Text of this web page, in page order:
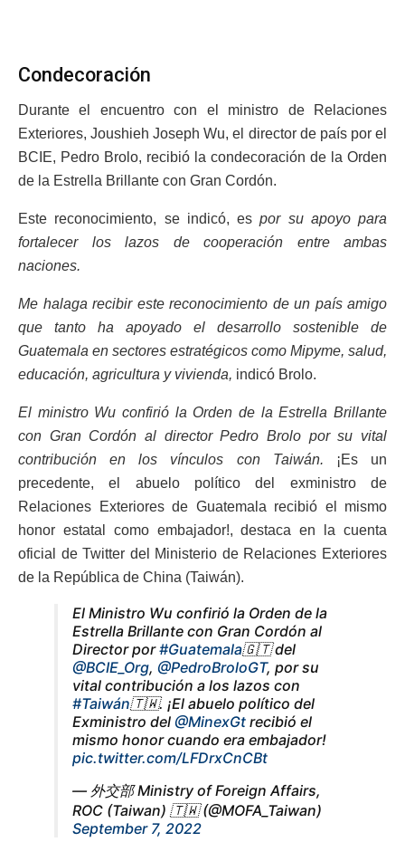
Condecoración
Durante el encuentro con el ministro de Relaciones
Exteriores, Joushieh Joseph Wu, el director de país por el
BCIE, Pedro Brolo, recibió la condecoración de la Orden
de la Estrella Brillante con Gran Cordón.
Este reconocimiento, se indicó, espor su apoyo para
fortalecer los lazos de cooperación entre ambas
naciones.
Me halaga recibir este reconocimiento de un país amigo
que tanto ha apoyado el desarrollo sostenible de
Guatemala en sectores estratégicos como Mipyme, salud,
educación, agricultura y vivienda, indicó Brolo.
El ministro Wu confirió la Orden de la Estrella Brillante
con Gran Cordón al director Pedro Brolo por su vital
contribución en los vínculos con Taiwán. ¡Es un
precedente, el abuelo político del exministro de
Relaciones Exteriores de Guatemala recibió el mismo
honor estatal como embajador!, destaca en la cuenta
oficial de Twitter del Ministerio de Relaciones Exteriores
de la República de China (Taiwán).
El Ministro Wu confirió la Orden de la
Estrella Brillante con Gran Cordón al
Director por#Guatemala🇬🇹 del
@BCIE_Org, @PedroBroloGT, por su
vital contribución a los lazos con
#Taiwán🇹🇼. ¡El abuelo político del
Exministro del @MinexGt recibió el
mismo honor cuando era embajador!
pic.twitter.com/LFDrxCnCBt
— 外交部 Ministry of Foreign Affairs,
ROC (Taiwan) 🇹🇼 (@MOFA_Taiwan)
September 7, 2022